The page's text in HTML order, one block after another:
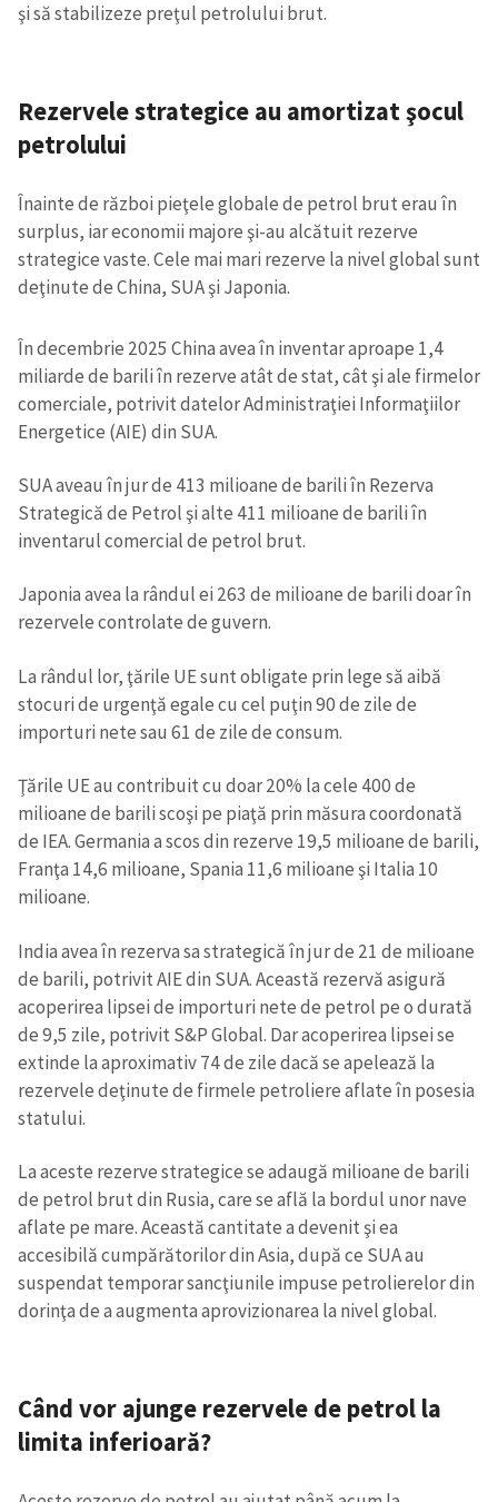
şi să stabilizeze preţul petrolului brut.
Rezervele strategice au amortizat şocul
petrolului
Înainte de război pieţele globale de petrol brut erau în
surplus, iar economii majore şi-au alcătuit rezerve
strategice vaste. Cele mai mari rezerve la nivel global sunt
deţinute de China, SUA şi Japonia.
În decembrie 2025 China avea în inventar aproape 1,4
miliarde de barili în rezerve atât de stat, cât şi ale firmelor
comerciale, potrivit datelor Administraţiei Informaţiilor
Energetice (AIE) din SUA.
SUA aveau în jur de 413 milioane de barili în Rezerva
Strategică de Petrol şi alte 411 milioane de barili în
inventarul comercial de petrol brut.
Japonia avea la rândul ei 263 de milioane de barili doar în
rezervele controlate de guvern.
La rândul lor, ţările UE sunt obligate prin lege să aibă
stocuri de urgenţă egale cu cel puţin 90 de zile de
importuri nete sau 61 de zile de consum.
Ţările UE au contribuit cu doar 20% la cele 400 de
milioane de barili scoşi pe piaţă prin măsura coordonată
de IEA. Germania a scos din rezerve 19,5 milioane de barili,
Franţa 14,6 milioane, Spania 11,6 milioane şi Italia 10
milioane.
India avea în rezerva sa strategică în jur de 21 de milioane
de barili, potrivit AIE din SUA. Această rezervă asigură
acoperirea lipsei de importuri nete de petrol pe o durată
de 9,5 zile, potrivit S&P Global. Dar acoperirea lipsei se
extinde la aproximativ 74 de zile dacă se apelează la
rezervele deţinute de firmele petroliere aflate în posesia
statului.
La aceste rezerve strategice se adaugă milioane de barili
de petrol brut din Rusia, care se află la bordul unor nave
aflate pe mare. Această cantitate a devenit şi ea
accesibilă cumpărătorilor din Asia, după ce SUA au
suspendat temporar sancţiunile impuse petrolierelor din
dorinţa de a augmenta aprovizionarea la nivel global.
Când vor ajunge rezervele de petrol la
limita inferioară?